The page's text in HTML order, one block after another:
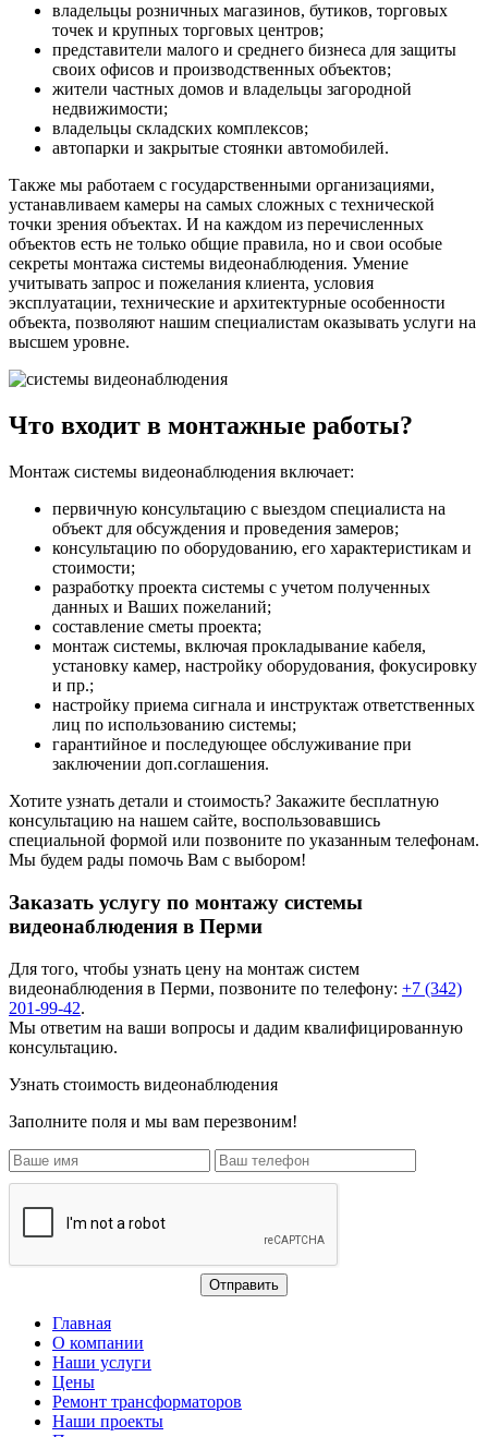
владельцы розничных магазинов, бутиков, торговых
точек и крупных торговых центров;
представители малого и среднего бизнеса для защиты
своих офисов и производственных объектов;
жители частных домов и владельцы загородной
недвижимости;
владельцы складских комплексов;
автопарки и закрытые стоянки автомобилей.
Также мы работаем с государственными организациями,
устанавливаем камеры на самых сложных с технической
точки зрения объектах. И на каждом из перечисленных
объектов есть не только общие правила, но и свои особые
секреты монтажа системы видеонаблюдения. Умение
учитывать запрос и пожелания клиента, условия
эксплуатации, технические и архитектурные особенности
объекта, позволяют нашим специалистам оказывать услуги на
высшем уровне.
Что входит в монтажные работы?
Монтаж системы видеонаблюдения включает:
первичную консультацию с выездом специалиста на
объект для обсуждения и проведения замеров;
консультацию по оборудованию, его характеристикам и
стоимости;
разработку проекта системы с учетом полученных
данных и Ваших пожеланий;
составление сметы проекта;
монтаж системы, включая прокладывание кабеля,
установку камер, настройку оборудования, фокусировку
и пр.;
настройку приема сигнала и инструктаж ответственных
лиц по использованию системы;
гарантийное и последующее обслуживание при
заключении доп.соглашения.
Хотите узнать детали и стоимость? Закажите бесплатную
консультацию на нашем сайте, воспользовавшись
специальной формой или позвоните по указанным телефонам.
Мы будем рады помочь Вам с выбором!
Заказать услугу по монтажу системы
видеонаблюдения в Перми
Для того, чтобы узнать цену на монтаж систем
видеонаблюдения в Перми, позвоните по телефону: +7 (342)
201-99-42.
Мы ответим на ваши вопросы и дадим квалифицированную
консультацию.
Узнать стоимость видеонаблюдения
Заполните поля и мы вам перезвоним!
Главная
О компании
Наши услуги
Цены
Ремонт трансформаторов
Наши проекты